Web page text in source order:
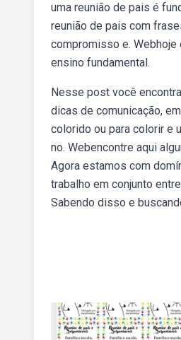
uma reunião de pais é
reunião de pais com
compromisso e. Webhoje
ensino fundamental.
Nesse post você
dicas de comunicação,
colorido ou para colorir e
no. Webencontre aqui
Agora estamos com
trabalho em conjunto
Sabendo disso e